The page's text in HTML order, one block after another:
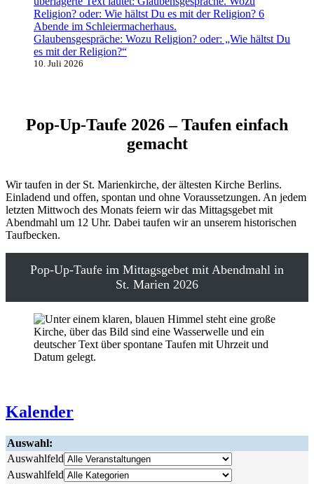
Glaubensgespräche: Wozu Religion? oder: „Wie hältst Du
es mit der Religion?“
10. Juli 2026
Pop-Up-Taufe 2026 – Taufen einfach
gemacht
Wir taufen in der St. Marienkirche, der ältesten Kirche Berlins.
Einladend und offen, spontan und ohne Voraussetzungen. An jedem
letzten Mittwoch des Monats feiern wir das Mittagsgebet mit
Abendmahl um 12 Uhr. Dabei taufen wir an unserem historischen
Taufbecken.
Pop-Up-Taufe im Mittagsgebet mit Abendmahl in
St. Marien 2026
Kalender
Auswahl:
Auswahlfeld
Auswahlfeld